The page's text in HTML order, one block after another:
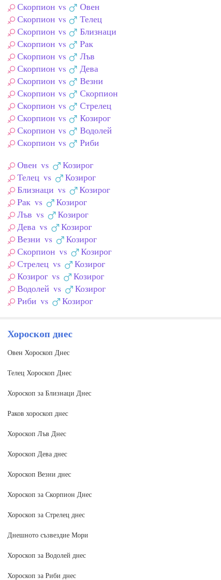
Скорпион vs
Овен
Скорпион vs
Телец
Скорпион vs
Близнаци
Скорпион vs
Pак
Скорпион vs
Лъв
Скорпион vs
Дева
Скорпион vs
Везни
Скорпион vs
Скорпион
Скорпион vs
Стрелец
Скорпион vs
Козирог
Скорпион vs
Водолей
Скорпион vs
Риби
Овен vs
Козирог
Телец vs
Козирог
Близнаци vs
Козирог
Pак vs
Козирог
Лъв vs
Козирог
Дева vs
Козирог
Везни vs
Козирог
Скорпион vs
Козирог
Стрелец vs
Козирог
Козирог vs
Козирог
Водолей vs
Козирог
Риби vs Козирог
Хороскоп днес
Овен Хороскоп Днес
Телец Хороскоп Днес
Хороскоп за Близнаци Днес
Раков хороскоп днес
Хороскоп Лъв Днес
Хороскоп Дева днес
Хороскоп Везни днес
Хороскоп за Скорпион Днес
Хороскоп за Стрелец днес
Днешното съзвездие Мори
Хороскоп за Водолей днес
Хороскоп за Риби днес